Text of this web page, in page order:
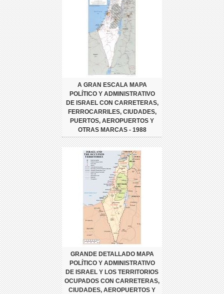
A GRAN ESCALA MAPA
POLÍTICO Y ADMINISTRATIVO
DE ISRAEL CON CARRETERAS,
FERROCARRILES, CIUDADES,
PUERTOS, AEROPUERTOS Y
OTRAS MARCAS - 1988
GRANDE DETALLADO MAPA
POLÍTICO Y ADMINISTRATIVO
DE ISRAEL Y LOS TERRITORIOS
OCUPADOS CON CARRETERAS,
CIUDADES, AEROPUERTOS Y